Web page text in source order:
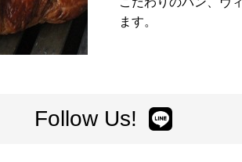
ます。
Follow Us!